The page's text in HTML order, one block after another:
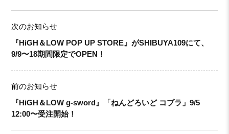
次のお知らせ
『HiGH＆LOW POP UP STORE』がSHIBUYA109にて、
9/9〜18期間限定でOPEN！
前のお知らせ
『HiGH＆LOW g-sword』「ねんどろいど コブラ」9/5
12:00〜受注開始！